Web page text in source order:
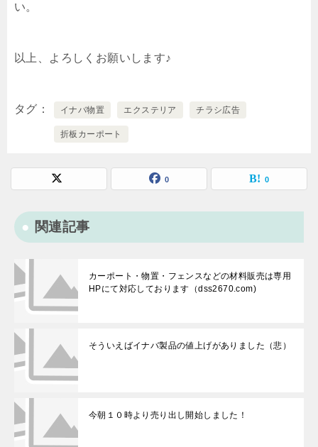
い。
以上、よろしくお願いします♪
タグ イナバ物置 エクステリア チラシ広告
折板カーポート
0 0
関連記事
カーポート・物置・フェンスなどの材料販売は専用
HPにて対応しております（dss2670.com)
そういえばイナバ製品の値上げがありました（悲）
今朝１０時より売り出し開始しました！